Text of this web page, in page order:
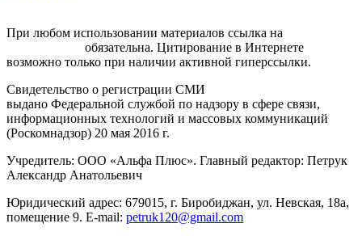
При любом использовании материалов ссылка на
обязательна. Цитирование в Интернете
возможно только при наличии активной гиперссылки.
Свидетельство о регистрации СМИ
выдано Федеральной службой по надзору в сфере связи,
информационных технологий и массовых коммуникаций
(Роскомнадзор) 20 мая 2016 г.
Учредитель: ООО «Альфа Плюс». Главный редактор: Петрук
Александр Анатольевич
Юридический адрес: 679015, г. Биробиджан, ул. Невская, 18а,
помещение 9. E-mail: petruk120@gmail.com